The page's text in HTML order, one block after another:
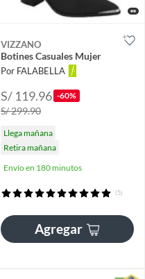
VIZZANO
Botines Casuales Mujer
Por FALABELLA
S/ 119.96 -60%
S/ 299.90
Llega mañana
Retira mañana
Envío en 180 minutos
(5)
Agregar